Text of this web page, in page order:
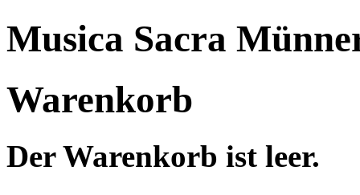
Musica Sacra
Warenkorb
Der Warenkorb ist leer.